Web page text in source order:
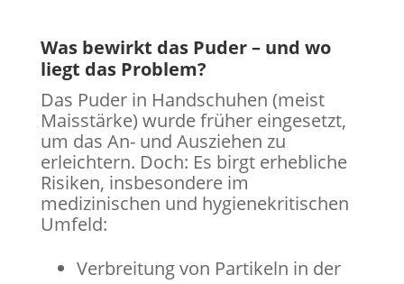
Was bewirkt das Puder – und wo
liegt das Problem?
Das Puder in Handschuhen (meist
Maisstärke) wurde früher eingesetzt,
um das An- und Ausziehen zu
erleichtern. Doch: Es birgt erhebliche
Risiken, insbesondere im
medizinischen und hygienekritischen
Umfeld:
Verbreitung von Partikeln in der